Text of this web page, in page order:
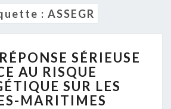
: ASSEGR
RÉPONSE
SÉRIEUSE
FACE
AU
SÉRIEUSE
AU RISQUE
SUR LES
MARITIMES